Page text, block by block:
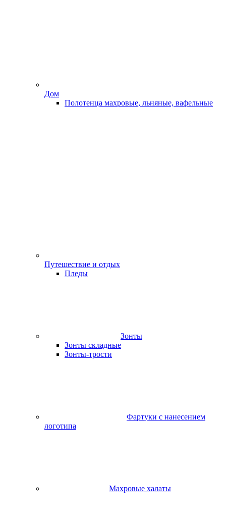
Дом
Полотенца махровые, льняные, вафельные
Путешествие и отдых
Пледы
Зонты
Зонты складные
Зонты-трости
Фартуки с нанесением
логотипа
Махровые халаты